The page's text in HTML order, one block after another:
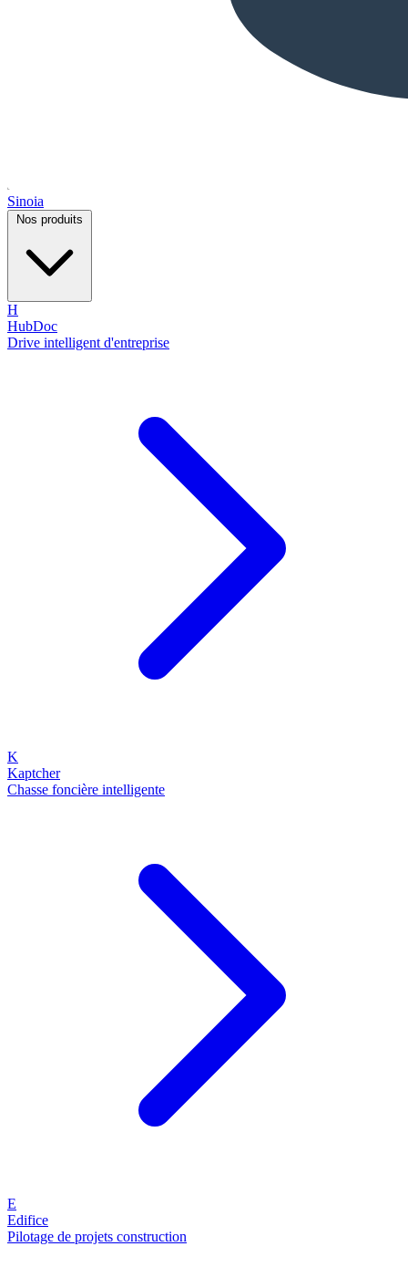
Sinoia
Nos produits
H
HubDoc
Drive intelligent d'entreprise
K
Kaptcher
Chasse foncière intelligente
E
Edifice
Pilotage de projets construction